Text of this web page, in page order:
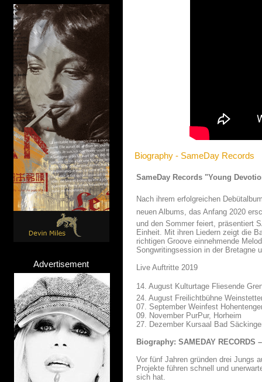
Advertisement
Biography - SameDay Records
SameDay Records "Young
Nach ihrem erfolgreichen
neuen Albums, das Anfang 2020
und den Sommer feiert, präsentiert
Einheit. Mit ihren Liedern zeigt die
richtigen Groove einnehmende
Songwritingsession in der Bretagne
Live Auftritte 2019
14. August Kulturtage Fliesende
24. August Freilichtbühne
07. September Weinfest
09. November PurPur, Horheim
27. Dezember Kursaal Bad
Biography: SAMEDAY RECORDS
Vor fünf Jahren gründen drei Jungs
Projekte führen schnell und
sich hat.